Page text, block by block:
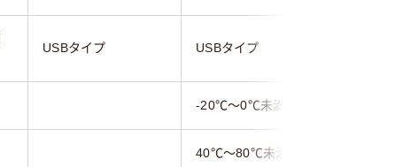
USBタイプ USBタイプ
-20℃～0℃未満
40℃～80℃未満